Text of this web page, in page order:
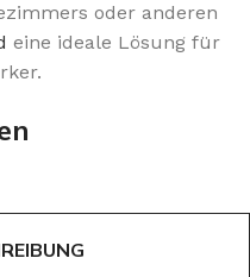
oder anderen
eine ideale Lösung für